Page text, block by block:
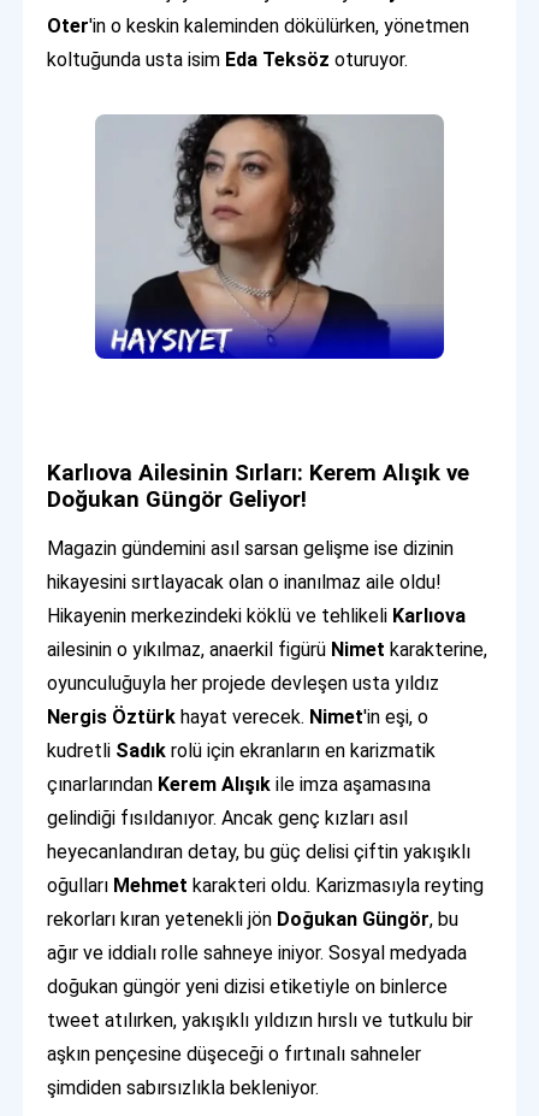
Oter'in o keskin kaleminden dökülürken, yönetmen
koltuğunda usta isim Eda Teksöz oturuyor.
Karlıova Ailesinin Sırları: Kerem Alışık ve
Doğukan Güngör Geliyor!
Magazin gündemini asıl sarsan gelişme ise dizinin
hikayesini sırtlayacak olan o inanılmaz aile oldu!
Hikayenin merkezindeki köklü ve tehlikeli Karlıova
ailesinin o yıkılmaz, anaerkil figürü Nimet karakterine,
oyunculuğuyla her projede devleşen usta yıldız
Nergis Öztürk hayat verecek. Nimet'in eşi, o
kudretli Sadık rolü için ekranların en karizmatik
çınarlarından Kerem Alışık ile imza aşamasına
gelindiği fısıldanıyor. Ancak genç kızları asıl
heyecanlandıran detay, bu güç delisi çiftin yakışıklı
oğulları Mehmet karakteri oldu. Karizmasıyla reyting
rekorları kıran yetenekli jön Doğukan Güngör, bu
ağır ve iddialı rolle sahneye iniyor. Sosyal medyada
doğukan güngör yeni dizisi etiketiyle on binlerce
tweet atılırken, yakışıklı yıldızın hırslı ve tutkulu bir
aşkın pençesine düşeceği o fırtınalı sahneler
şimdiden sabırsızlıkla bekleniyor.